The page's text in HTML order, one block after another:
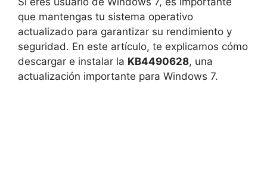
que mantengas tu sistema operativo
actualizado para garantizar su rendimiento y
seguridad. En este artículo, te explicamos cómo
descargar e instalar la KB4490628, una
actualización importante para Windows 7.